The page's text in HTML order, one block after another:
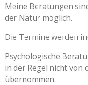
Meine Beratungen
der Natur möglich.
Die Termine werden
Psychologische
in der Regel nicht von
übernommen.